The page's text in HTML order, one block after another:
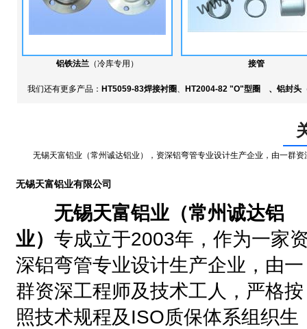
铝铁法兰 （冷库专用） 接管
我们还有更多产品： HT5059-83焊接衬圈、 HT2004-82 "O"型圈 、 铝封头
无锡天富铝业（常州诚达铝业），资深铝弯管专业设计生产企业，由一群
无锡天富铝业有限公司
无锡天富铝业（常州诚达铝
业） 专成立于2003年，作为一家
深铝弯管专业设计生产企业，由一
群资深工程师及技术工人，严格按
照技术规程及ISO质保体系组织生